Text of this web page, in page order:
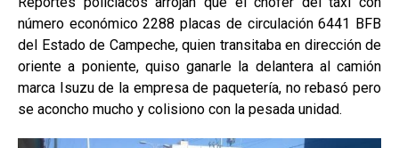
número económico 2288 placas de circulación 6441 BFB
del Estado de Campeche, quien transitaba en dirección de
oriente a poniente, quiso ganarle la delantera al camión
marca Isuzu de la empresa de paquetería, no rebasó pero
se aconcho mucho y colisiono con la pesada unidad.